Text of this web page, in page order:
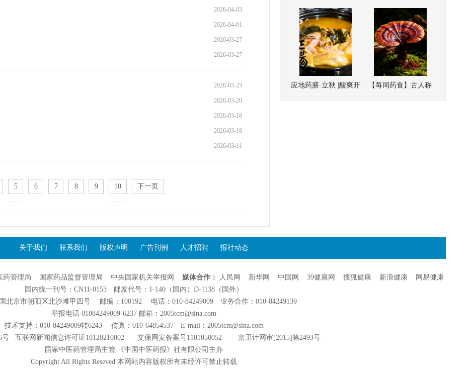
2026-04-03
2026-04-01
2026-03-27
2026-03-27
2026-03-23
2026-03-20
2026-03-18
2026-03-18
2026-03-11
5 6 7 8 9 10 下一页
应地药膳·立秋 |酸爽开
【每周药食】古人称
关于我们 联系我们 版权声明 广告刊例 人才招聘 报社动态
药管理局 国家药品监督管理局 中央国家机关举报网 媒体合作： 人民网 新华网 中国网 39健康网 搜狐健康 新浪健康
网易健康
国内统一刊号：CN11-0153 邮发代号：1-140（国内）D-1138（国外）
北京市朝阳区北沙滩甲四号 邮编：100192 电话：010-84249009 业务合作：010-84249139
举报电话 01084249009-6237 邮箱：2005tcm@sina.com
技术支持：010-84249009转6243 传真：010-64854537 E-mail：2005tcm@sina.com
号
互联网新闻信息许可证10120210002文保网安备案号1101050052 京卫计网审[2015]第2493号
国家中医药管理局主管 《中国中医药报》社有限公司主办
Copyright All Rights Reseved 本网站内容版权所有未经许可禁止转载